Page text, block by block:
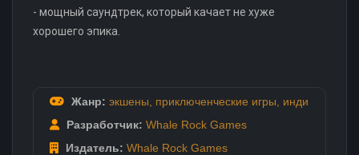
- мощный саундтрек, который качает не хуже
хорошего эпика.
Жанр: экшены приключенческие игры
инди
Разработчик: Whale Rock Games
Издатель: Whale Rock Games